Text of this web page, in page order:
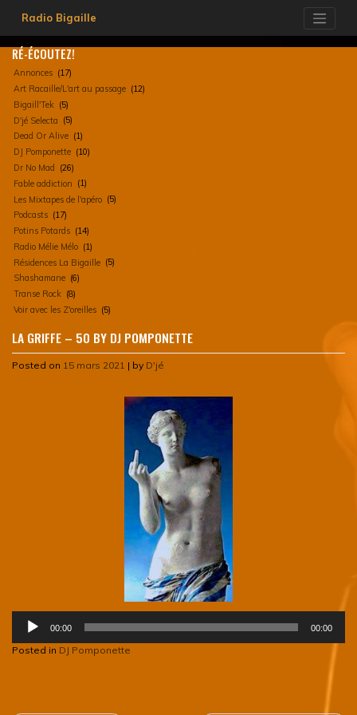
content
Radio Bigaille
RÉ-ÉCOUTEZ!
Annonces (17)
Art Racaille/L'art au passage (12)
Bigaill'Tek (5)
D'jé Selecta (5)
Dead Or Alive (1)
DJ Pomponette (10)
Dr No Mad
(26)
Fable addiction (1)
Les Mixtapes de l'apéro (5)
Podcasts (17)
Potins Potards (14)
Radio Mélie Mélo (1)
Résidences La Bigaille (5)
Shashamane (6)
Transe Rock (8)
Voir avec les Z'oreilles (5)
LA GRIFFE – 50 BY DJ POMPONETTE
Posted on 15 mars 2021 | by D'jé
audio
00:00 00:00
Posted in DJ Pomponette